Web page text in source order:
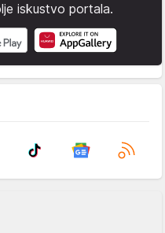
iskustvo portala.